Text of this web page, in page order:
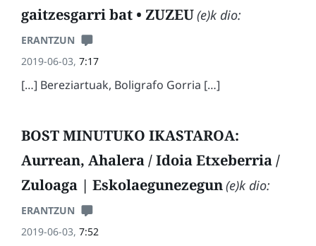
gaitzesgarri bat • ZUZEU(e)k dio:
ERANTZUN
2019-06-03, 7:17
[…] Bereziartuak, Boligrafo Gorria […]
BOST MINUTUKO IKASTAROA:
Aurrean, Ahalera / Idoia Etxeberria /
Zuloaga | Eskolaegunezegun(e)k dio:
ERANTZUN
2019-06-03, 7:52